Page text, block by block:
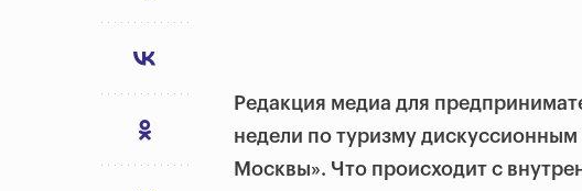
Редакция медиа для
недели по туризму
Москвы». Что происходит с